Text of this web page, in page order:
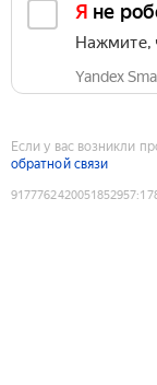
Я не
Нажмите,
Yandex
Если у вас возникли
обратной связи
9177762420051852957: